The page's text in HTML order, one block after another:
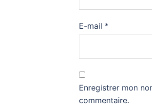
E-mail *
Enregistrer mon
commentaire.